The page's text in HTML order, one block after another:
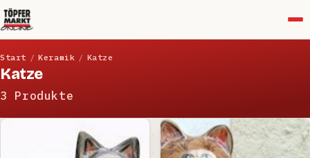
Start / Keramik / Katze
Katze
3 Produkte